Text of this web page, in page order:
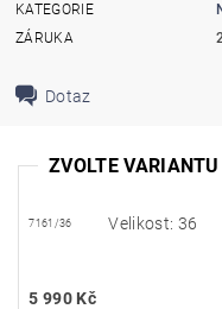
KATEGORIE
ZÁRUKA
Dotaz
ZVOLTE VARIANTU
7161/36 Velikost: 36
5 990 Kč